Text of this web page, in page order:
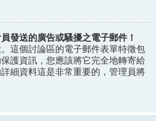
發送的廣告或騷擾之電子郵件！
這個討論區的電子郵件表單特徵包
護資訊，您應該將它完全地轉寄給
細資料這是非常重要的，管理員將